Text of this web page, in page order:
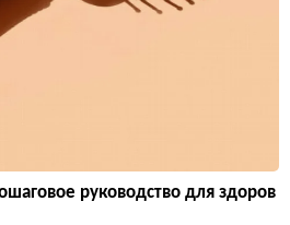
руководство для здоров